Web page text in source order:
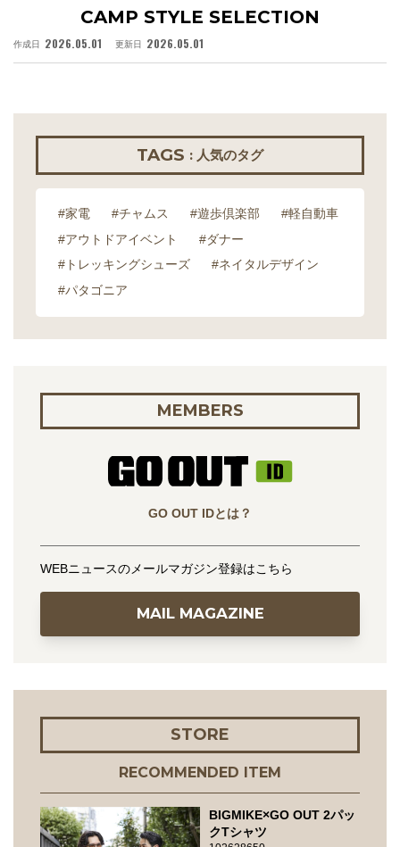
CAMP STYLE SELECTION
作成日 2026.05.01 更新日 2026.05.01
TAGS : 人気のタグ
#家電 #チャムス #遊歩倶楽部
#軽自動車
#アウトドアイベント
#ダナー
#トレッキングシューズ
#ネイタルデザイン
#パタゴニア
MEMBERS
GO OUT IDとは？
WEBニュースのメールマガジン登録はこちら
MAIL MAGAZINE
STORE
RECOMMENDED ITEM
BIGMIKE×GO OUT 2パッ
クTシャツ